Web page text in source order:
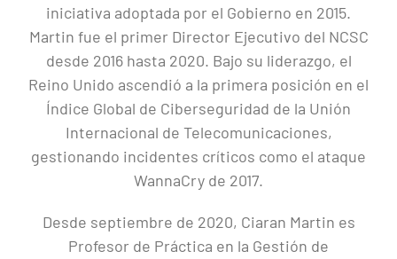
iniciativa adoptada por el Gobierno en 2015.
Martin fue el primer Director Ejecutivo del NCSC
desde 2016 hasta 2020. Bajo su liderazgo, el
Reino Unido ascendió a la primera posición en el
Índice Global de Ciberseguridad de la Unión
Internacional de Telecomunicaciones,
gestionando incidentes críticos como el ataque
WannaCry de 2017.
Desde septiembre de 2020, Ciaran Martin es
Profesor de Práctica en la Gestión de